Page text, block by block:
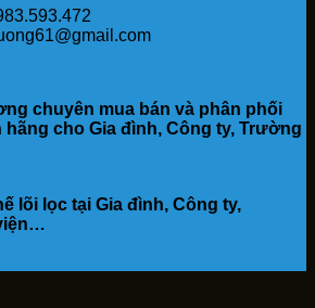
chuyên mua bán và phân phối
cho Gia đình, Công ty, Trường
lõi lọc tại Gia đình, Công ty,